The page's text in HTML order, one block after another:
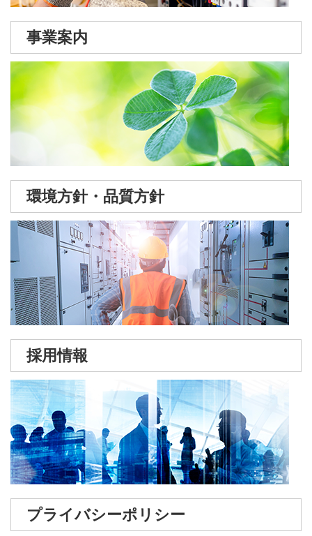
事業案内
環境方針・品質方針
採用情報
プライバシーポリシー